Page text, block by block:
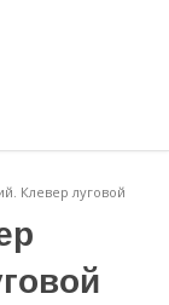
Клевер луговой